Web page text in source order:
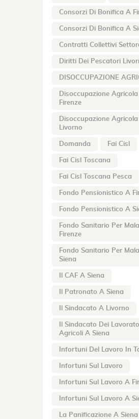
Consorzi Di Bonifica A
Consorzi Di Bonifica A
Contratti Collettivi
Diritti Dei Pescatori
DISOCCUPAZIONE
Disoccupazione
Firenze
Disoccupazione
Livorno
Domanda Fai Cisl
Fai Cisl Toscana
Fai Cisl Toscana Pesca
Fondo Pensionistico A
Fondo Pensionistico A
Fondo Sanitario Per
Firenze
Fondo Sanitario Per
Siena
Il CAF A Siena
Il Patronato A Siena
Il Sindacato A Livorno
Il Sindacato Dei
Agricoli A Siena
Infortuni Del Lavoro In
Infortuni Sul Lavoro
Infortuni Sul Lavoro A
Infortuni Sul Lavoro A
La Panificazione A Siena